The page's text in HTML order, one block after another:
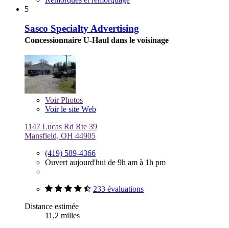
5
Sasco Specialty Advertising
Concessionnaire U-Haul dans le voisinage
VoirPhotos
Voir le site Web
1147 Lucas Rd Rte 39
Mansfield, OH 44905
(419) 589-4366
Ouvert aujourd'hui de 9h am à 1h pm
233 évaluations
Distance estimée
11,2 milles